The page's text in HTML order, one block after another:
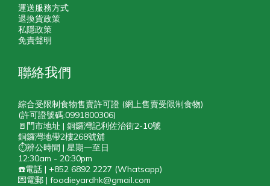
運送服務方式
退換貨政策
私隱政策
免責聲明
聯絡我們
綜合受限制食物售賣許可證 (網上售賣受限制食物)
(許可證號碼:0991800306)
🚪門市地址 | 銅鑼灣記利佐治街2-10號
銅鑼灣地帶2樓268號舖
⏱️辨公時間 | 星期一至日
12:30am - 20:30pm
☎️電話 | +852 6892 2227 (Whatsapp)
💌電郵 | foodieyardhk@gmail.com